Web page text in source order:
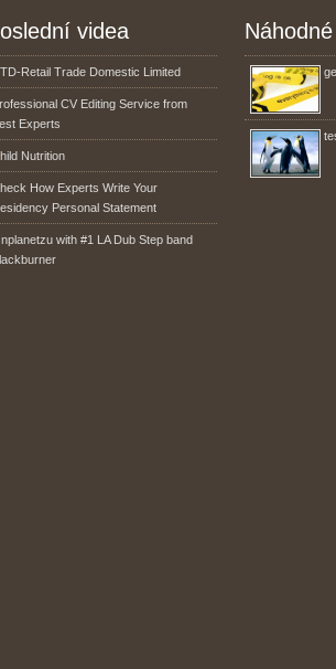
videa
Retail Trade Domestic Limited
CV Editing Service from
Experts
Nutrition
How Experts Write Your
Personal Statement
with #1 LA Dub Step band